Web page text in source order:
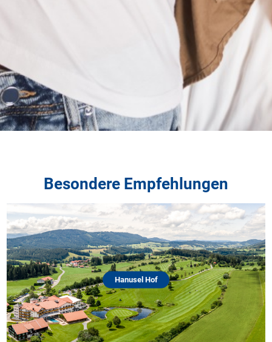
Besondere Empfehlungen
Hanusel Hof